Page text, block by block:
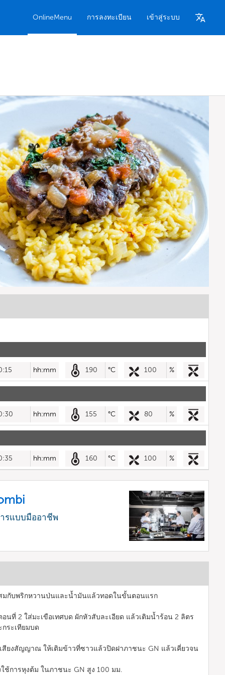
OnlineMenu การลงทะเบียน เข้าสู่ระบบ
hh:mm 190 °C 100 %
hh:mm 155 °C 80 %
hh:mm 160 °C 100 %
รแบบมืออาชีพ
มกับพริกหวานป่นและน้ำมันแล้วทอดในขั้นตอนแรก
ที่ 2 ใส่มะเขือเทศบด ผักหัวสับละเอียด แล้วเติมน้ำร้อน 2 ลิตร
ระเทียมบด
สียงสัญญาณ ให้เติมข้าวที่ซาวแล้วปิดฝาภาชนะ GN แล้วเคี่ยวจน
ช้การหุงต้ม ในภาชนะ GN สูง 100 มม.